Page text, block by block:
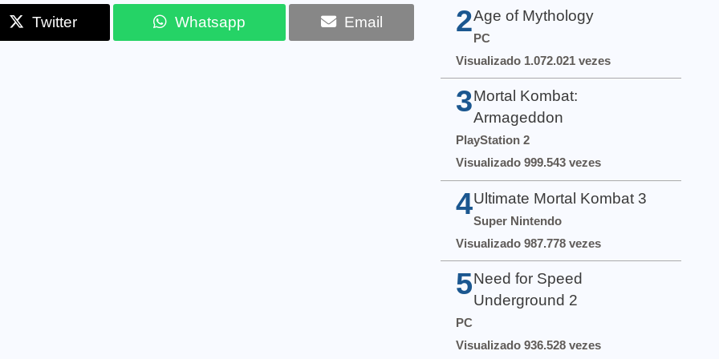
Twitter Whatsapp Email 2Age of Mythology
PC
Visualizado 1.072.021 vezes
3 Mortal Kombat:
Armageddon
PlayStation 2
Visualizado 999.543 vezes
4 Ultimate Mortal Kombat 3
Super Nintendo
Visualizado 987.778 vezes
5 Need for Speed
Underground 2
PC
Visualizado 936.528 vezes